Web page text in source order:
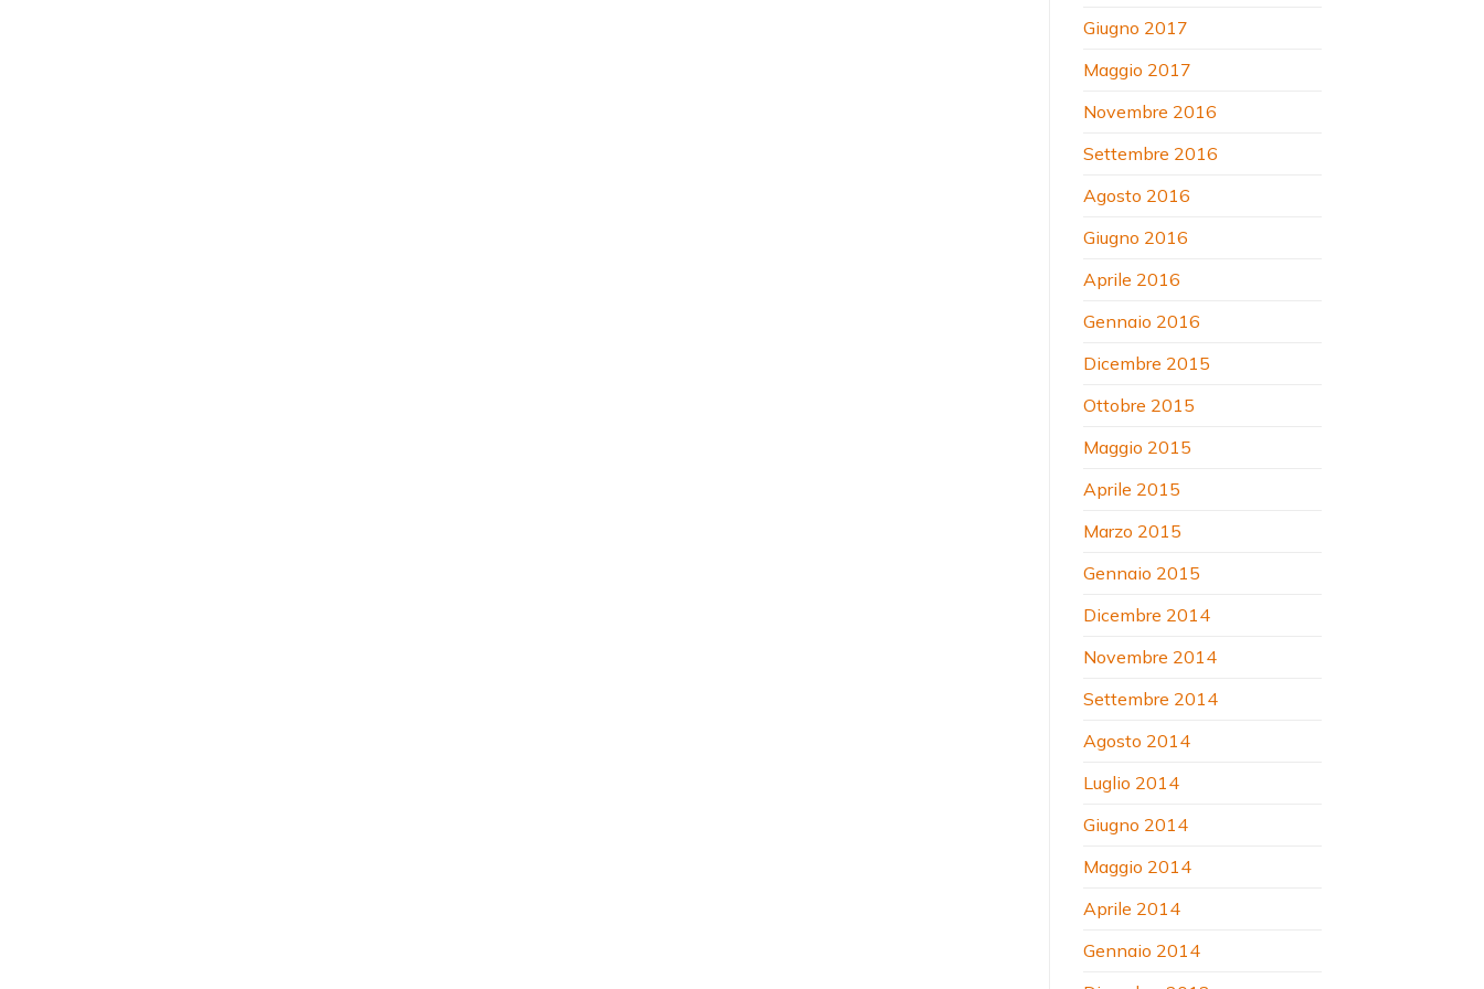
Giugno 2017
Maggio 2017
Novembre 2016
Settembre 2016
Agosto 2016
Giugno 2016
Aprile 2016
Gennaio 2016
Dicembre 2015
Ottobre 2015
Maggio 2015
Aprile 2015
Marzo 2015
Gennaio 2015
Dicembre 2014
Novembre 2014
Settembre 2014
Agosto 2014
Luglio 2014
Giugno 2014
Maggio 2014
Aprile 2014
Gennaio 2014